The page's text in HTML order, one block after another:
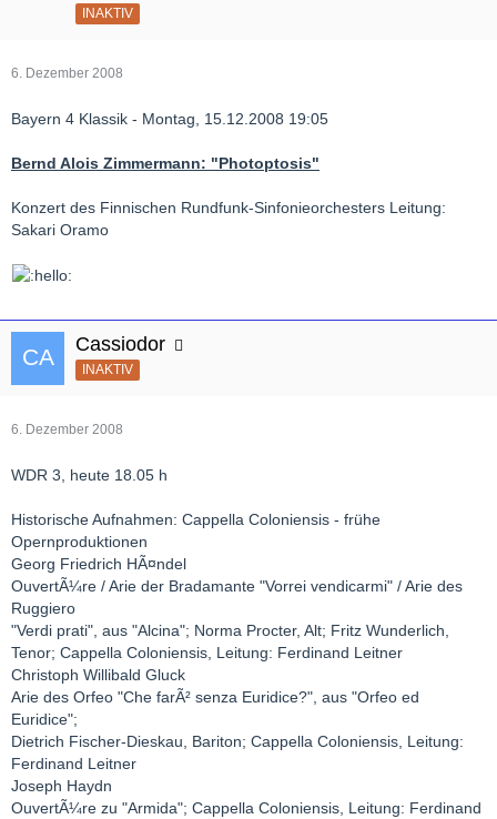
INAKTIV
6. Dezember 2008
Bayern 4 Klassik - Montag, 15.12.2008 19:05
Bernd Alois Zimmermann: "Photoptosis"
Konzert des Finnischen Rundfunk-Sinfonieorchesters Leitung:
Sakari Oramo
Cassiodor
INAKTIV
6. Dezember 2008
WDR 3, heute 18.05 h
Historische Aufnahmen: Cappella Coloniensis - frühe
Opernproduktionen
Georg Friedrich HÃ¤ndel
OuvertÃ¼re / Arie der Bradamante "Vorrei vendicarmi" / Arie des
Ruggiero
"Verdi prati", aus "Alcina"; Norma Procter, Alt; Fritz Wunderlich,
Tenor; Cappella Coloniensis, Leitung: Ferdinand Leitner
Christoph Willibald Gluck
Arie des Orfeo "Che farÃ² senza Euridice?", aus "Orfeo ed
Euridice";
Dietrich Fischer-Dieskau, Bariton; Cappella Coloniensis, Leitung:
Ferdinand Leitner
Joseph Haydn
OuvertÃ¼re zu "Armida"; Cappella Coloniensis, Leitung: Ferdinand